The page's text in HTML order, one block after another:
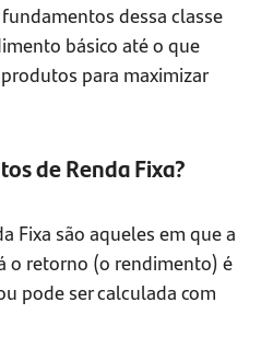
dessa classe
básico até o que
para maximizar
de Renda Fixa?
Fixa são aqueles em que a
o retorno (o rendimento) é
pode ser calculada com